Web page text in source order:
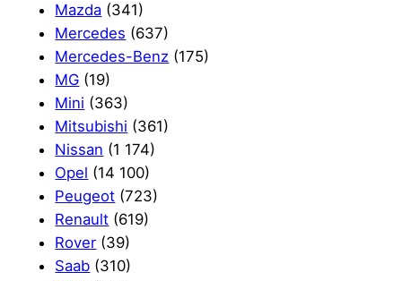
Mazda (341)
Mercedes (637)
Mercedes-Benz (175)
MG (19)
Mini (363)
Mitsubishi (361)
Nissan (1 174)
Opel (14 100)
Peugeot (723)
Renault (619)
Rover (39)
Saab (310)